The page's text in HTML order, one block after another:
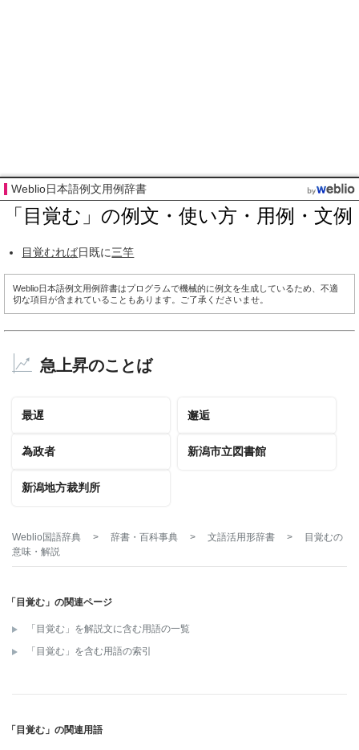
Weblio日本語例文用例辞書
「目覚む」の例文・使い方・用例・文例
目覚むれば日既に三竿
Weblio日本語例文用例辞書はプログラムで機械的に例文を生成しているため、不適
切な項目が含まれていることもあります。ご了承くださいませ。
急上昇のことば
最遅 邂逅
為政者 新潟市立図書館
新潟地方裁判所
Weblio国語辞典 > 辞書・百科事典 > 文語活用形辞書 > 目覚むの
意味・解説
「目覚む」の関連ページ
「目覚む」を解説文に含む用語の一覧
「目覚む」を含む用語の索引
「目覚む」の関連用語